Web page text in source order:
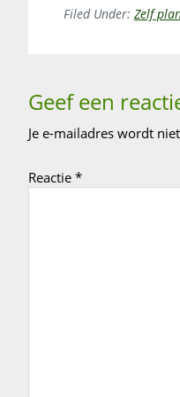
Filed Under: Zelf
Reader
Interactions
Geef een
Je e-mailadres wordt
Reactie *